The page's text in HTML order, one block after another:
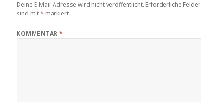
Deine E-Mail-Adresse wird nicht veröffentlicht. Erforderliche Felder
sind mit* markiert
KOMMENTAR*